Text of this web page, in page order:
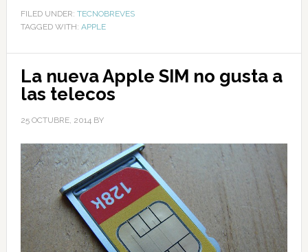
FILED UNDER: TECNOBREVES
TAGGED WITH: APPLE
La nueva Apple SIM no gusta a
las telecos
25 OCTUBRE, 2014BY